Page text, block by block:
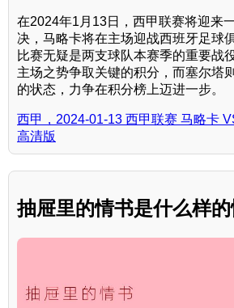
在2024年1月13日，西甲联赛将迎来
决，马略卡将在主场迎战西班牙足球
比赛无疑是两支球队本赛季的重要战
主场之势争取关键的积分，而塞尔塔
的状态，力争在积分榜上迈进一步。
西甲，2024-01-13 西甲联赛 马略卡
高清版
抽屉里的情书是什么样